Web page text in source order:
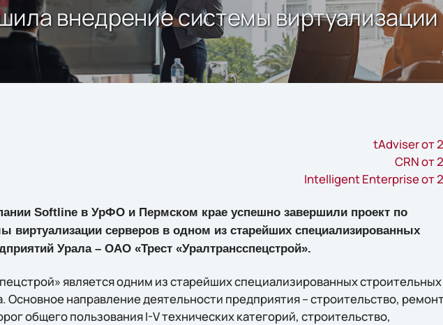
внедрение системы
tAdviser от
CRN от
Intelligent Enterprise от
Softline в УрФО и Пермском крае успешно завершили проект по
виртуализации серверов в одном из старейших специализированных
Урала – ОАО «Трест «Уралтрансспецстрой».
является одним из старейших специализированных строительных
Основное направление деятельности предприятия – строительство,
общего пользования I-V технических категорий, строительство,